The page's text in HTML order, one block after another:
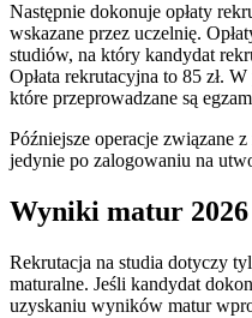
Następnie dokonuje opłaty
wskazane przez uczelnię.
studiów, na który kandydat
Opłata rekrutacyjna to 85 zł.
które przeprowadzane są
Późniejsze operacje związane
jedynie po zalogowaniu na
Wyniki matur 2026
Rekrutacja na studia dotyczy
maturalne. Jeśli kandydat
uzyskaniu wyników matur